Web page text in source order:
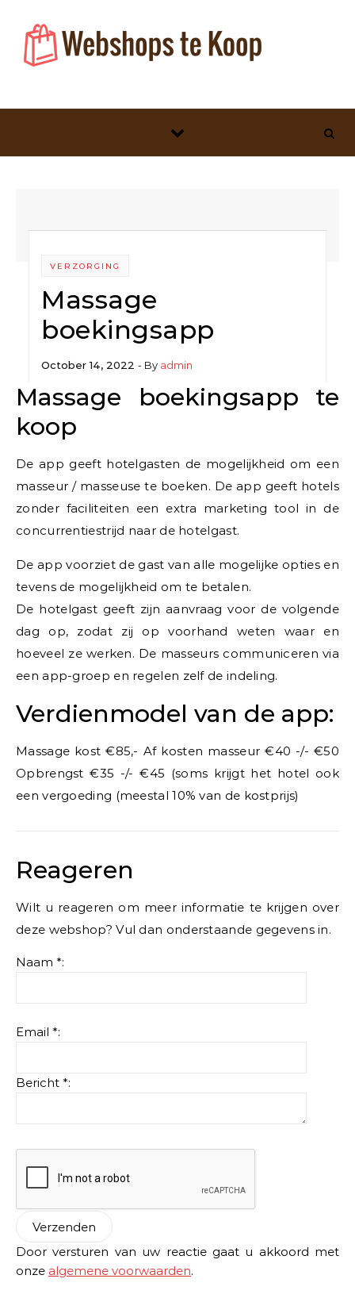
VERZORGING
Massage
boekingsapp
October 14, 2022 - By admin
Massage boekingsapp te
koop
De app geeft hotelgasten de mogelijkheid om een
masseur / masseuse te boeken. De app geeft hotels
zonder faciliteiten een extra marketing tool in de
concurrentiestrijd naar de hotelgast.
De app voorziet de gast van alle mogelijke opties en
tevens de mogelijkheid om te betalen.
De hotelgast geeft zijn aanvraag voor de volgende
dag op, zodat zij op voorhand weten waar en
hoeveel ze werken. De masseurs communiceren via
een app-groep en regelen zelf de indeling.
Verdienmodel van de app:
Massage kost €85,- Af kosten masseur €40 -/- €50
Opbrengst €35 -/- €45 (soms krijgt het hotel ook
een vergoeding (meestal 10% van de kostprijs)
Reageren
Wilt u reageren om meer informatie te krijgen over
deze webshop? Vul dan onderstaande gegevens in.
Naam *:
Email *:
Bericht *:
Door versturen van uw reactie gaat u akkoord met
onze algemene voorwaarden.